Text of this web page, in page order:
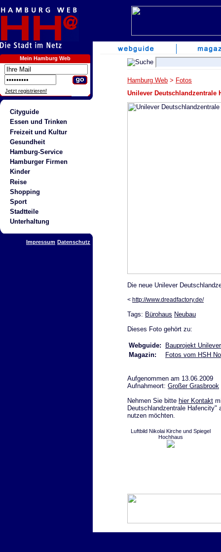
Mein Hamburg Web
Jetzt registrieren!
Cityguide
Essen und Trinken
Freizeit und Kultur
Gesundheit
Hamburg-Service
Hamburger Firmen
Kinder
Reise
Shopping
Sport
Stadtteile
Unterhaltung
Impressum Datenschutz
Hamburg Web > Fotos
Unilever Deutschlandzentrale
Die neue Unilever
< http://www.dreadfactory.de/
Tags: Bürohaus Neubau
Dieses Foto gehört zu:
Webguide:
Bauprojekt
Magazin:
Fotos vom HSH
Aufgenommen am 13.06.2009
Aufnahmeort: Großer Grasbrook
Nehmen Sie bitte hier Kontakt
Deutschlandzentrale Hafencity"
nutzen möchten.
Luftbild Nikolai Kirche und Spiegel
Hochhaus